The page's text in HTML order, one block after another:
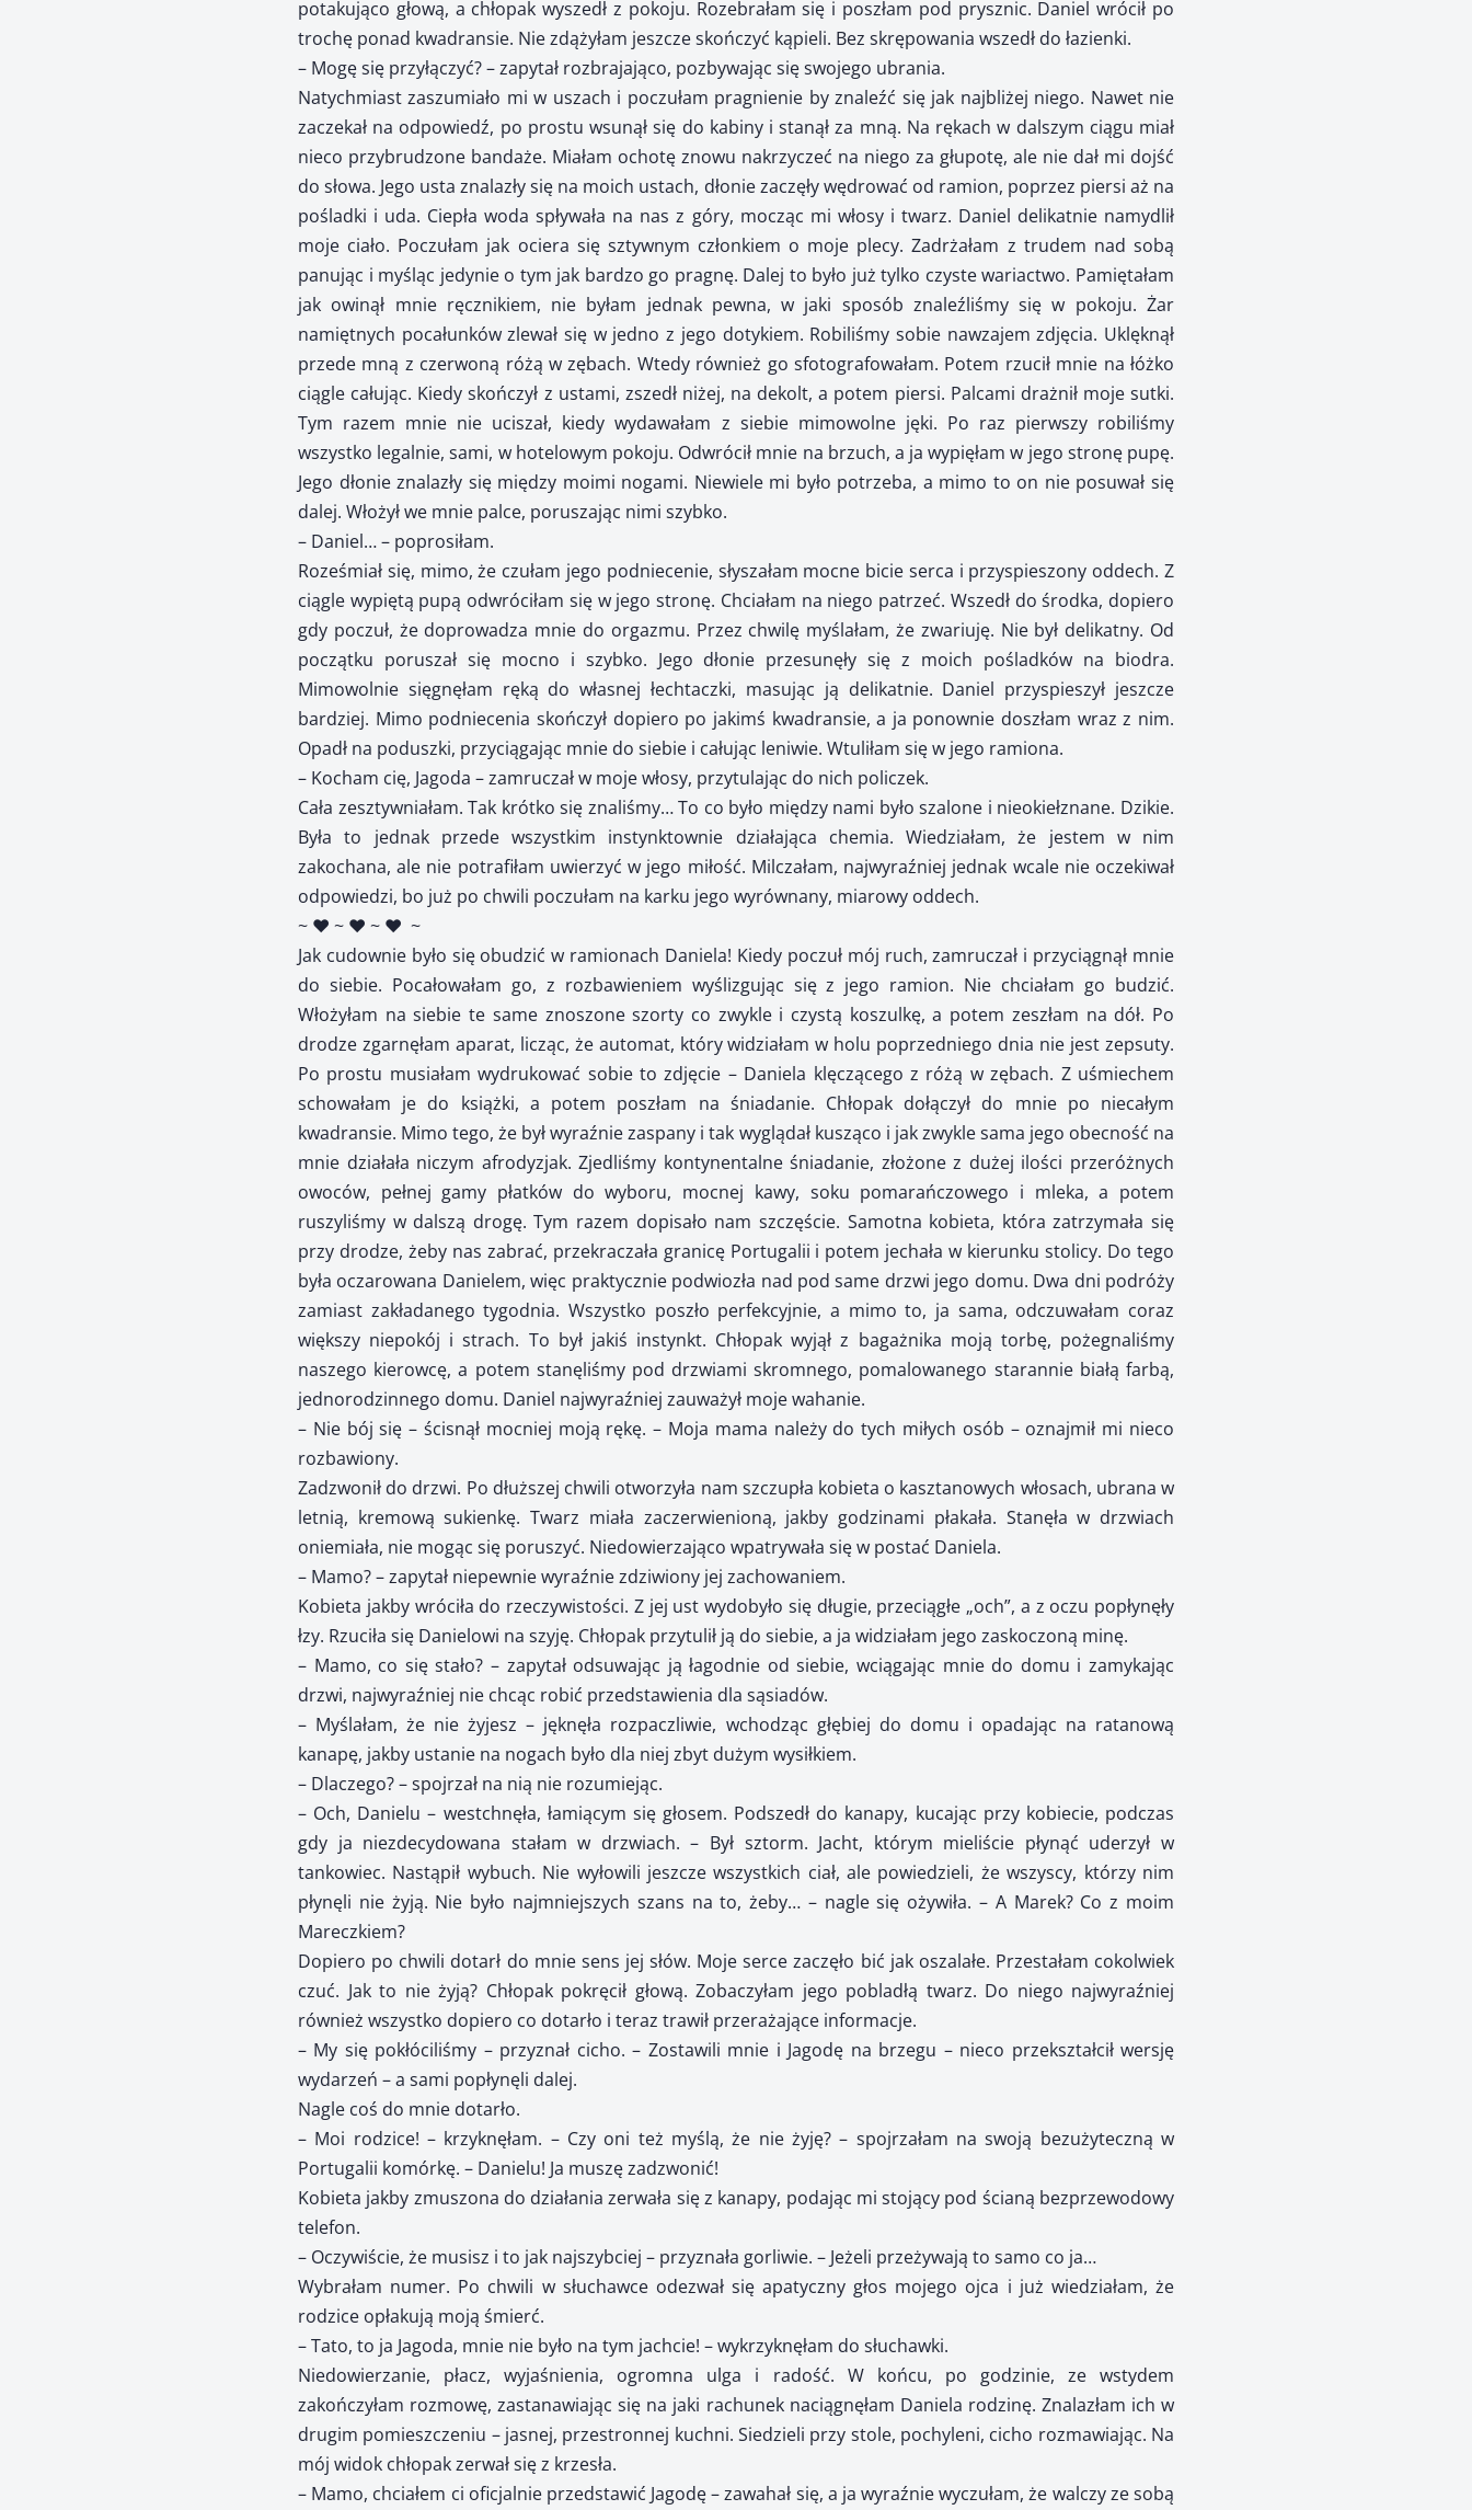
potakująco głową, a chłopak wyszedł z pokoju. Rozebrałam się i poszłam pod prysznic. Daniel wrócił po
trochę ponad kwadransie. Nie zdążyłam jeszcze skończyć kąpieli. Bez skrępowania wszedł do łazienki.
– Mogę się przyłączyć? – zapytał rozbrajająco, pozbywając się swojego ubrania.
Natychmiast zaszumiało mi w uszach i poczułam pragnienie by znaleźć się jak najbliżej niego. Nawet nie
zaczekał na odpowiedź, po prostu wsunął się do kabiny i stanął za mną. Na rękach w dalszym ciągu miał
nieco przybrudzone bandaże. Miałam ochotę znowu nakrzyczeć na niego za głupotę, ale nie dał mi dojść
do słowa. Jego usta znalazły się na moich ustach, dłonie zaczęły wędrować od ramion, poprzez piersi aż na
pośladki i uda. Ciepła woda spływała na nas z góry, mocząc mi włosy i twarz. Daniel delikatnie namydlił
moje ciało. Poczułam jak ociera się sztywnym członkiem o moje plecy. Zadrżałam z trudem nad sobą
panując i myśląc jedynie o tym jak bardzo go pragnę. Dalej to było już tylko czyste wariactwo. Pamiętałam
jak owinął mnie ręcznikiem, nie byłam jednak pewna, w jaki sposób znaleźliśmy się w pokoju. Żar
namiętnych pocałunków zlewał się w jedno z jego dotykiem. Robiliśmy sobie nawzajem zdjęcia. Uklęknął
przede mną z czerwoną różą w zębach. Wtedy również go sfotografowałam. Potem rzucił mnie na łóżko
ciągle całując. Kiedy skończył z ustami, zszedł niżej, na dekolt, a potem piersi. Palcami drażnił moje sutki.
Tym razem mnie nie uciszał, kiedy wydawałam z siebie mimowolne jęki. Po raz pierwszy robiliśmy
wszystko legalnie, sami, w hotelowym pokoju. Odwrócił mnie na brzuch, a ja wypięłam w jego stronę pupę.
Jego dłonie znalazły się między moimi nogami. Niewiele mi było potrzeba, a mimo to on nie posuwał się
dalej. Włożył we mnie palce, poruszając nimi szybko.
– Daniel… – poprosiłam.
Roześmiał się, mimo, że czułam jego podniecenie, słyszałam mocne bicie serca i przyspieszony oddech. Z
ciągle wypiętą pupą odwróciłam się w jego stronę. Chciałam na niego patrzeć. Wszedł do środka, dopiero
gdy poczuł, że doprowadza mnie do orgazmu. Przez chwilę myślałam, że zwariuję. Nie był delikatny. Od
początku poruszał się mocno i szybko. Jego dłonie przesunęły się z moich pośladków na biodra.
Mimowolnie sięgnęłam ręką do własnej łechtaczki, masując ją delikatnie. Daniel przyspieszył jeszcze
bardziej. Mimo podniecenia skończył dopiero po jakimś kwadransie, a ja ponownie doszłam wraz z nim.
Opadł na poduszki, przyciągając mnie do siebie i całując leniwie. Wtuliłam się w jego ramiona.
– Kocham cię, Jagoda – zamruczał w moje włosy, przytulając do nich policzek.
Cała zesztywniałam. Tak krótko się znaliśmy… To co było między nami było szalone i nieokiełznane. Dzikie.
Była to jednak przede wszystkim instynktownie działająca chemia. Wiedziałam, że jestem w nim
zakochana, ale nie potrafiłam uwierzyć w jego miłość. Milczałam, najwyraźniej jednak wcale nie oczekiwał
odpowiedzi, bo już po chwili poczułam na karku jego wyrównany, miarowy oddech.
~ ♥ ~ ♥ ~ ♥ ~
Jak cudownie było się obudzić w ramionach Daniela! Kiedy poczuł mój ruch, zamruczał i przyciągnął mnie
do siebie. Pocałowałam go, z rozbawieniem wyślizgując się z jego ramion. Nie chciałam go budzić.
Włożyłam na siebie te same znoszone szorty co zwykle i czystą koszulkę, a potem zeszłam na dół. Po
drodze zgarnęłam aparat, licząc, że automat, który widziałam w holu poprzedniego dnia nie jest zepsuty.
Po prostu musiałam wydrukować sobie to zdjęcie – Daniela klęczącego z różą w zębach. Z uśmiechem
schowałam je do książki, a potem poszłam na śniadanie. Chłopak dołączył do mnie po niecałym
kwadransie. Mimo tego, że był wyraźnie zaspany i tak wyglądał kusząco i jak zwykle sama jego obecność na
mnie działała niczym afrodyzjak. Zjedliśmy kontynentalne śniadanie, złożone z dużej ilości przeróżnych
owoców, pełnej gamy płatków do wyboru, mocnej kawy, soku pomarańczowego i mleka, a potem
ruszyliśmy w dalszą drogę. Tym razem dopisało nam szczęście. Samotna kobieta, która zatrzymała się
przy drodze, żeby nas zabrać, przekraczała granicę Portugalii i potem jechała w kierunku stolicy. Do tego
była oczarowana Danielem, więc praktycznie podwiozła nad pod same drzwi jego domu. Dwa dni podróży
zamiast zakładanego tygodnia. Wszystko poszło perfekcyjnie, a mimo to, ja sama, odczuwałam coraz
większy niepokój i strach. To był jakiś instynkt. Chłopak wyjął z bagażnika moją torbę, pożegnaliśmy
naszego kierowcę, a potem stanęliśmy pod drzwiami skromnego, pomalowanego starannie białą farbą,
jednorodzinnego domu. Daniel najwyraźniej zauważył moje wahanie.
– Nie bój się – ścisnął mocniej moją rękę. – Moja mama należy do tych miłych osób – oznajmił mi nieco
rozbawiony.
Zadzwonił do drzwi. Po dłuższej chwili otworzyła nam szczupła kobieta o kasztanowych włosach, ubrana w
letnią, kremową sukienkę. Twarz miała zaczerwienioną, jakby godzinami płakała. Stanęła w drzwiach
oniemiała, nie mogąc się poruszyć. Niedowierzająco wpatrywała się w postać Daniela.
– Mamo? – zapytał niepewnie wyraźnie zdziwiony jej zachowaniem.
Kobieta jakby wróciła do rzeczywistości. Z jej ust wydobyło się długie, przeciągłe „och”, a z oczu popłynęły
łzy. Rzuciła się Danielowi na szyję. Chłopak przytulił ją do siebie, a ja widziałam jego zaskoczoną minę.
– Mamo, co się stało? – zapytał odsuwając ją łagodnie od siebie, wciągając mnie do domu i zamykając
drzwi, najwyraźniej nie chcąc robić przedstawienia dla sąsiadów.
– Myślałam, że nie żyjesz – jęknęła rozpaczliwie, wchodząc głębiej do domu i opadając na ratanową
kanapę, jakby ustanie na nogach było dla niej zbyt dużym wysiłkiem.
– Dlaczego? – spojrzał na nią nie rozumiejąc.
– Och, Danielu – westchnęła, łamiącym się głosem. Podszedł do kanapy, kucając przy kobiecie, podczas
gdy ja niezdecydowana stałam w drzwiach. – Był sztorm. Jacht, którym mieliście płynąć uderzył w
tankowiec. Nastąpił wybuch. Nie wyłowili jeszcze wszystkich ciał, ale powiedzieli, że wszyscy, którzy nim
płynęli nie żyją. Nie było najmniejszych szans na to, żeby… – nagle się ożywiła. – A Marek? Co z moim
Mareczkiem?
Dopiero po chwili dotarł do mnie sens jej słów. Moje serce zaczęło bić jak oszalałe. Przestałam cokolwiek
czuć. Jak to nie żyją? Chłopak pokręcił głową. Zobaczyłam jego pobladłą twarz. Do niego najwyraźniej
również wszystko dopiero co dotarło i teraz trawił przerażające informacje.
– My się pokłóciliśmy – przyznał cicho. – Zostawili mnie i Jagodę na brzegu – nieco przekształcił wersję
wydarzeń – a sami popłynęli dalej.
Nagle coś do mnie dotarło.
– Moi rodzice! – krzyknęłam. – Czy oni też myślą, że nie żyję? – spojrzałam na swoją bezużyteczną w
Portugalii komórkę. – Danielu! Ja muszę zadzwonić!
Kobieta jakby zmuszona do działania zerwała się z kanapy, podając mi stojący pod ścianą bezprzewodowy
telefon.
– Oczywiście, że musisz i to jak najszybciej – przyznała gorliwie. – Jeżeli przeżywają to samo co ja…
Wybrałam numer. Po chwili w słuchawce odezwał się apatyczny głos mojego ojca i już wiedziałam, że
rodzice opłakują moją śmierć.
– Tato, to ja Jagoda, mnie nie było na tym jachcie! – wykrzyknęłam do słuchawki.
Niedowierzanie, płacz, wyjaśnienia, ogromna ulga i radość. W końcu, po godzinie, ze wstydem
zakończyłam rozmowę, zastanawiając się na jaki rachunek naciągnęłam Daniela rodzinę. Znalazłam ich w
drugim pomieszczeniu – jasnej, przestronnej kuchni. Siedzieli przy stole, pochyleni, cicho rozmawiając. Na
mój widok chłopak zerwał się z krzesła.
– Mamo, chciałem ci oficjalnie przedstawić Jagodę – zawahał się, a ja wyraźnie wyczułam, że walczy ze sobą